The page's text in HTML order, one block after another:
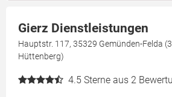
Gierz Dienstleistungen
Hauptstr. 117, 35329 Gemünden-Felda
Hüttenberg)
4.5 Sterne aus 2